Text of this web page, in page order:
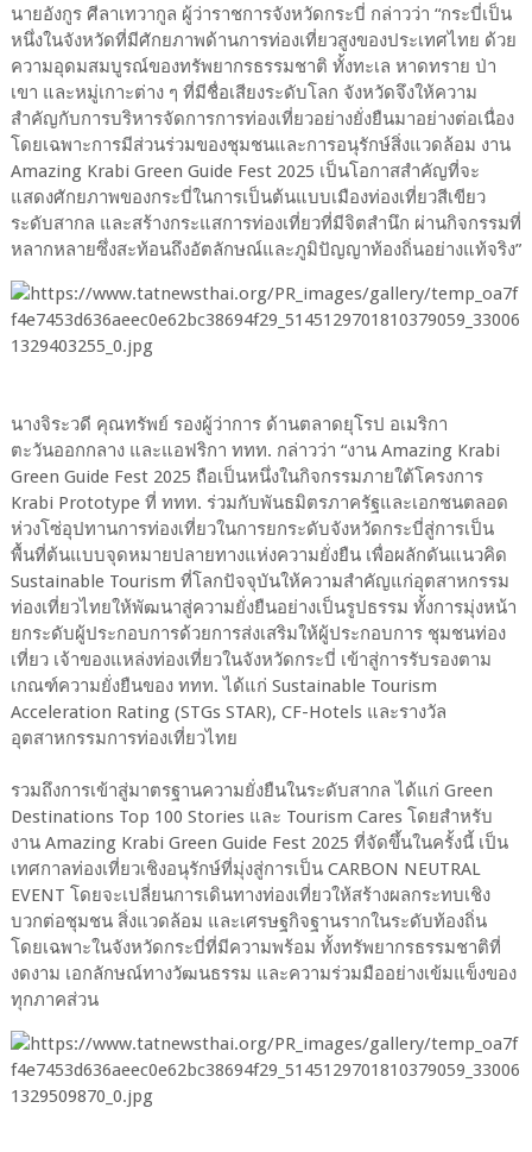
นายอังกูร ศีลาเทวากูล ผู้ว่าราชการจังหวัดกระบี่ กล่าวว่า “กระบี่เป็น
หนึ่งในจังหวัดที่มีศักยภาพด้านการท่องเที่ยวสูงของประเทศไทย ด้วย
ความอุดมสมบูรณ์ของทรัพยากรธรรมชาติ ทั้งทะเล หาดทราย ป่า
เขา และหมู่เกาะต่าง ๆ ที่มีชื่อเสียงระดับโลก จังหวัดจึงให้ความ
สำคัญกับการบริหารจัดการการท่องเที่ยวอย่างยั่งยืนมาอย่างต่อเนื่อง
โดยเฉพาะการมีส่วนร่วมของชุมชนและการอนุรักษ์สิ่งแวดล้อม งาน
Amazing Krabi Green Guide Fest 2025 เป็นโอกาสสำคัญที่จะ
แสดงศักยภาพของกระบี่ในการเป็นต้นแบบเมืองท่องเที่ยวสีเขียว
ระดับสากล และสร้างกระแสการท่องเที่ยวที่มีจิตสำนึก ผ่านกิจกรรมที่
หลากหลายซึ่งสะท้อนถึงอัตลักษณ์และภูมิปัญญาท้องถิ่นอย่างแท้จริง”
นางจิระวดี คุณทรัพย์ รองผู้ว่าการ ด้านตลาดยุโรป อเมริกา
ตะวันออกกลาง และแอฟริกา ททท. กล่าวว่า “งาน Amazing Krabi
Green Guide Fest 2025 ถือเป็นหนึ่งในกิจกรรมภายใต้โครงการ
Krabi Prototype ที่ ททท. ร่วมกับพันธมิตรภาครัฐและเอกชนตลอด
ห่วงโซ่อุปทานการท่องเที่ยวในการยกระดับจังหวัดกระบี่สู่การเป็น
พื้นที่ต้นแบบจุดหมายปลายทางแห่งความยั่งยืน เพื่อผลักดันแนวคิด
Sustainable Tourism ที่โลกปัจจุบันให้ความสำคัญแก่อุตสาหกรรม
ท่องเที่ยวไทยให้พัฒนาสู่ความยั่งยืนอย่างเป็นรูปธรรม ทั้งการมุ่งหน้า
ยกระดับผู้ประกอบการด้วยการส่งเสริมให้ผู้ประกอบการ ชุมชนท่อง
เที่ยว เจ้าของแหล่งท่องเที่ยวในจังหวัดกระบี่ เข้าสู่การรับรองตาม
เกณฑ์ความยั่งยืนของ ททท. ได้แก่ Sustainable Tourism
Acceleration Rating (STGs STAR), CF-Hotels และรางวัล
อุตสาหกรรมการท่องเที่ยวไทย
รวมถึงการเข้าสู่มาตรฐานความยั่งยืนในระดับสากล ได้แก่ Green
Destinations Top 100 Stories และ Tourism Cares โดยสำหรับ
งาน Amazing Krabi Green Guide Fest 2025 ที่จัดขึ้นในครั้งนี้ เป็น
เทศกาลท่องเที่ยวเชิงอนุรักษ์ที่มุ่งสู่การเป็น CARBON NEUTRAL
EVENT โดยจะเปลี่ยนการเดินทางท่องเที่ยวให้สร้างผลกระทบเชิง
บวกต่อชุมชน สิ่งแวดล้อม และเศรษฐกิจฐานรากในระดับท้องถิ่น
โดยเฉพาะในจังหวัดกระบี่ที่มีความพร้อม ทั้งทรัพยากรธรรมชาติที่
งดงาม เอกลักษณ์ทางวัฒนธรรม และความร่วมมืออย่างเข้มแข็งของ
ทุกภาคส่วน